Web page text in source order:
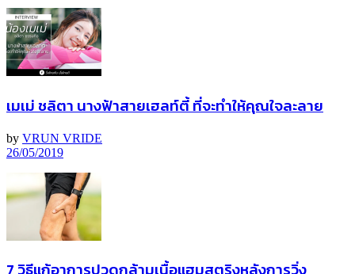
เมเม่ ชลิตา นางฟ้าสายเฮลท์ตี้ ที่จะทำให้คุณใจละลาย
by VRUN VRIDE
26/05/2019
7 วิธีแก้อาการปวดกล้ามเนื้อแฮมสตริงหลังการวิ่ง